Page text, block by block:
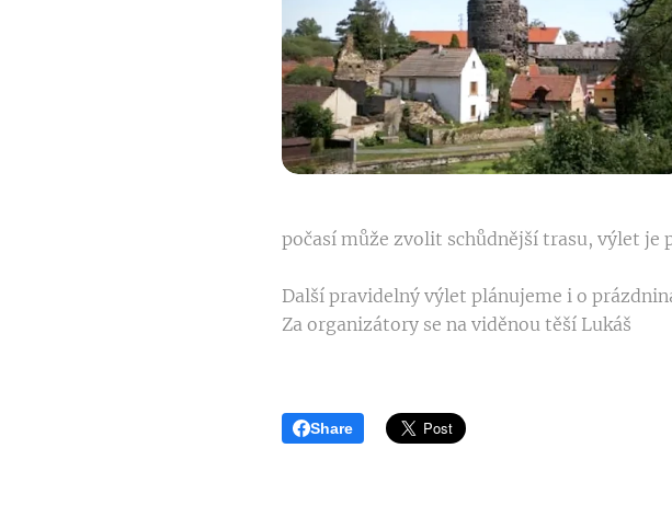
počasí může zvolit schůdnější trasu, výlet je
Další pravidelný výlet plánujeme i o
Za organizátory se na viděnou těší Lukáš
Share